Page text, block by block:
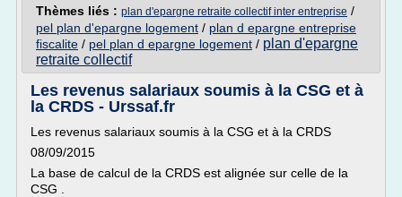
Thèmes liés : plan d'epargne retraite collectif inter entreprise /
pel plan d'epargne logement / plan d epargne entreprise
fiscalite / pel plan d epargne logement / plan d'epargne
retraite collectif
Les revenus salariaux soumis à la CSG et à
la CRDS - Urssaf.fr
Les revenus salariaux soumis à la CSG et à la CRDS
08/09/2015
La base de calcul de la CRDS est alignée sur celle de la
CSG .